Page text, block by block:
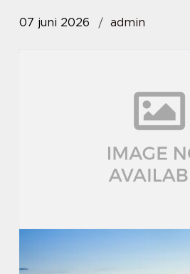
07 juni 2026 admin